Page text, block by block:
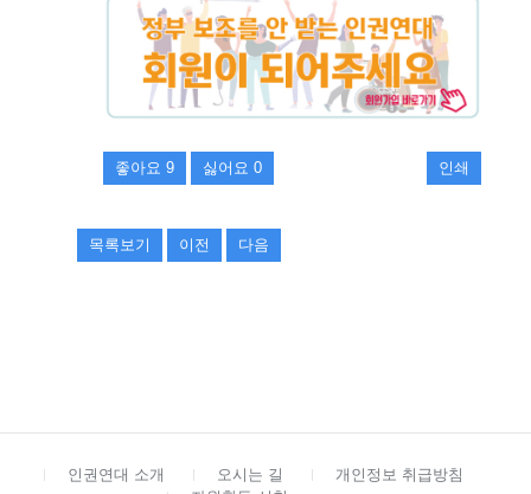
좋아요 9 싫어요 0 인쇄
목록보기 이전 다음
인권연대 소개 오시는 길
개인정보 취급방침